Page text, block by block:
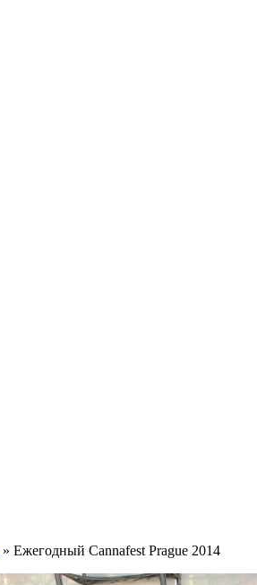
» Ежегодный Cannafest Prague 2014